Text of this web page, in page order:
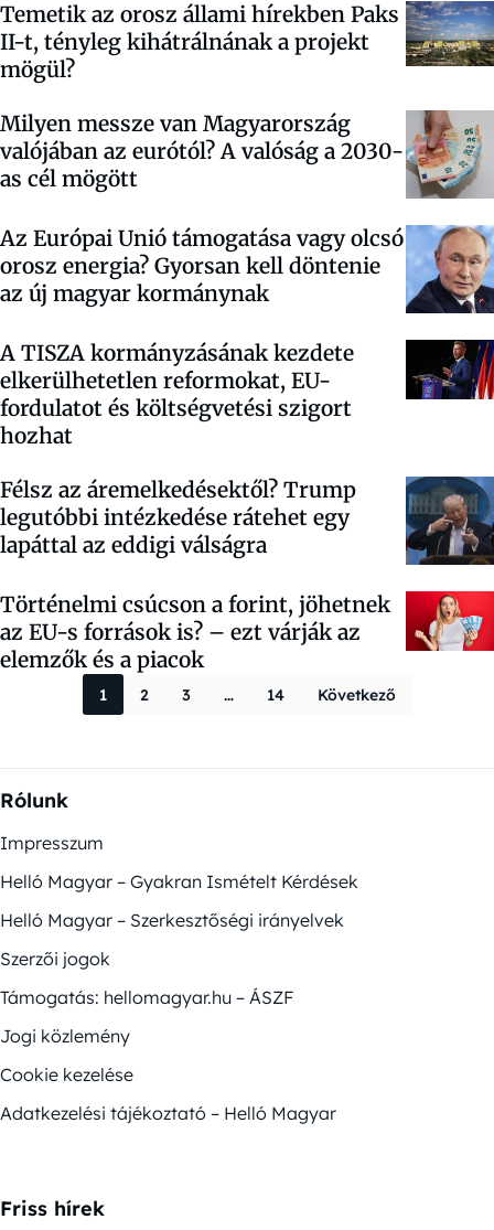
Temetik az orosz állami hírekben Paks
II-t, tényleg kihátrálnának a projekt
mögül?
Milyen messze van Magyarország
valójában az eurótól? A valóság a 2030-
as cél mögött
Az Európai Unió támogatása vagy olcsó
orosz energia? Gyorsan kell döntenie
az új magyar kormánynak
A TISZA kormányzásának kezdete
elkerülhetetlen reformokat, EU-
fordulatot és költségvetési szigort
hozhat
Félsz az áremelkedésektől? Trump
legutóbbi intézkedése rátehet egy
lapáttal az eddigi válságra
Történelmi csúcson a forint, jöhetnek
az EU-s források is? – ezt várják az
elemzők és a piacok
Bejegyzések
1 2 3 … 14 Következő
Rólunk
Impresszum
Helló Magyar – Gyakran Ismételt Kérdések
Helló Magyar – Szerkesztőségi irányelvek
Szerzői jogok
Támogatás: hellomagyar.hu – ÁSZF
Jogi közlemény
Cookie kezelése
Adatkezelési tájékoztató – Helló Magyar
Friss hírek